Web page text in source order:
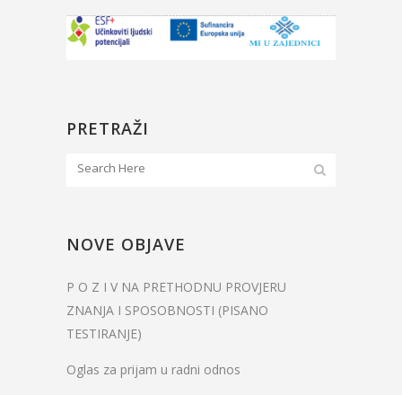
PRETRAŽI
NOVE OBJAVE
P O Z I V NA PRETHODNU PROVJERU
ZNANJA I SPOSOBNOSTI (PISANO
TESTIRANJE)
Oglas za prijam u radni odnos